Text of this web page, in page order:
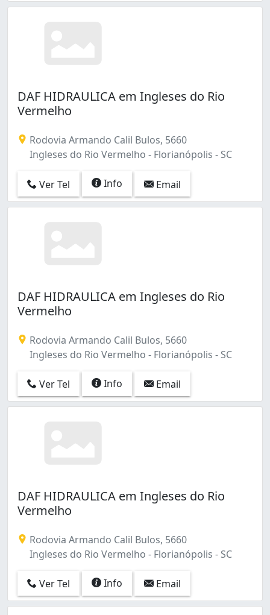
DAF HIDRAULICA em Ingleses do Rio
Vermelho
Rodovia Armando Calil Bulos, 5660
Ingleses do Rio Vermelho - Florianópolis - SC
Ver Tel Info Email
DAF HIDRAULICA em Ingleses do Rio
Vermelho
Rodovia Armando Calil Bulos, 5660
Ingleses do Rio Vermelho - Florianópolis - SC
Ver Tel Info Email
DAF HIDRAULICA em Ingleses do Rio
Vermelho
Rodovia Armando Calil Bulos, 5660
Ingleses do Rio Vermelho - Florianópolis - SC
Ver Tel Info Email